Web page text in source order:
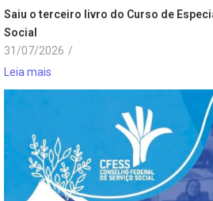
Saiu o terceiro livro do Curso de
Social
31/07/2026 /
Leia mais